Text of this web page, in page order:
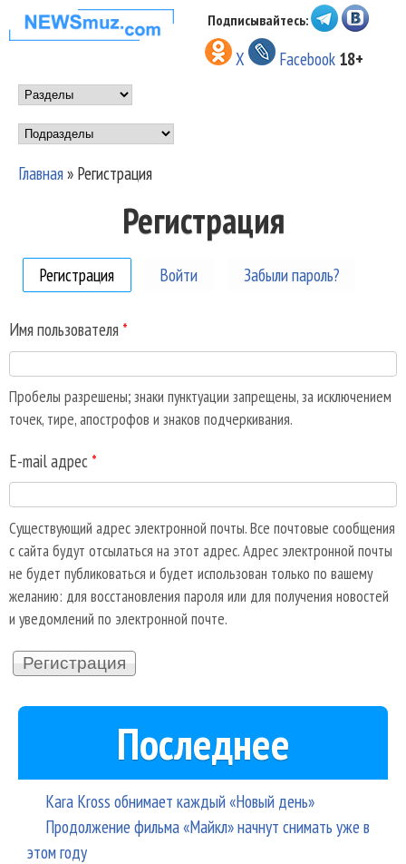
Перейти к основному
содержанию
НОВОСТИ
МУЗЫКИ И
ШОУ БИЗНЕСА
NEWSMUZ.COM
Подписывайтесь:
X Facebook 18+
Main menu
Подразделы
Главная» Регистрация
Регистрация
Регистрация (активная вкладка)
Войти Забыли пароль?
Имя пользователя *
Пробелы разрешены; знаки пунктуации запрещены, за исключением
точек, тире, апострофов и знаков подчеркивания.
E-mail адрес *
Существующий адрес электронной почты. Все почтовые сообщения
с сайта будут отсылаться на этот адрес. Адрес электронной почты
не будет публиковаться и будет использован только по вашему
желанию: для восстановления пароля или для получения новостей
и уведомлений по электронной почте.
Последнее
Kara Kross обнимает каждый «Новый день»
Продолжение фильма «Майкл» начнут снимать уже в
этом году